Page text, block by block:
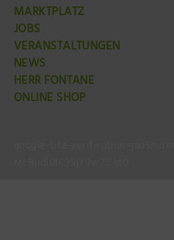
MARKTPLATZ
JOBS
VERANSTALTUNGEN
NEWS
HERR FONTANE
ONLINE SHOP